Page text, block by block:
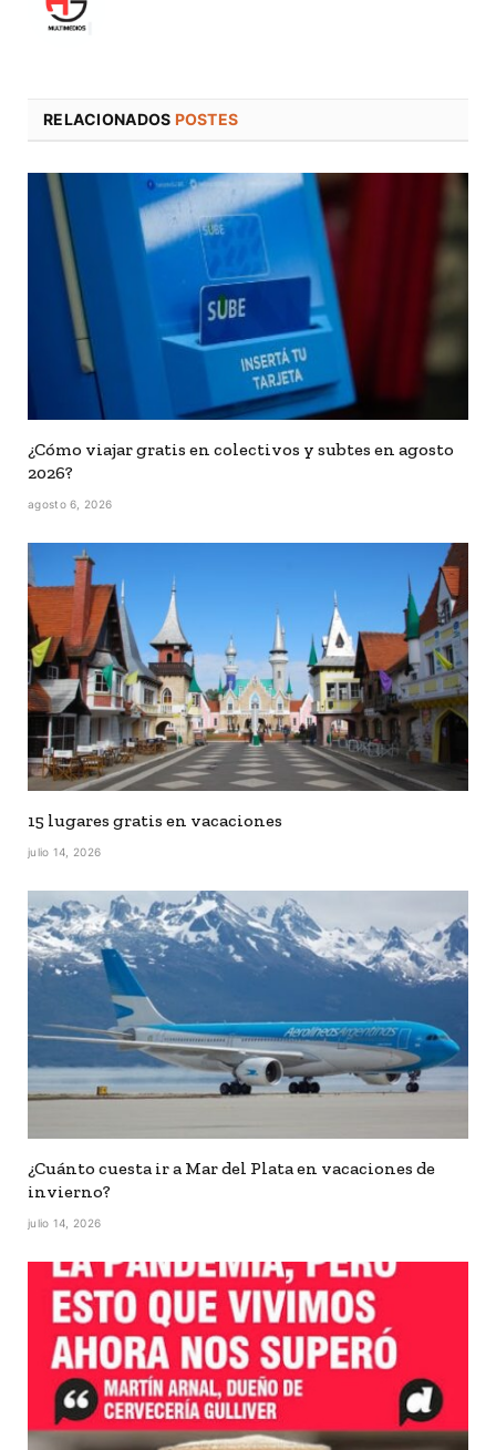
RELACIONADOS POSTES
¿Cómo viajar gratis en colectivos y subtes en agosto
2026?
agosto 6, 2026
15 lugares gratis en vacaciones
julio 14, 2026
¿Cuánto cuesta ir a Mar del Plata en vacaciones de
invierno?
julio 14, 2026